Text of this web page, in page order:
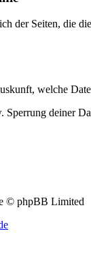
der Seiten, die
welche
deiner
© phpBB Limited